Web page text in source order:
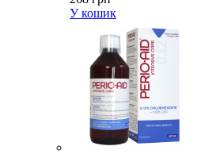
У кошик